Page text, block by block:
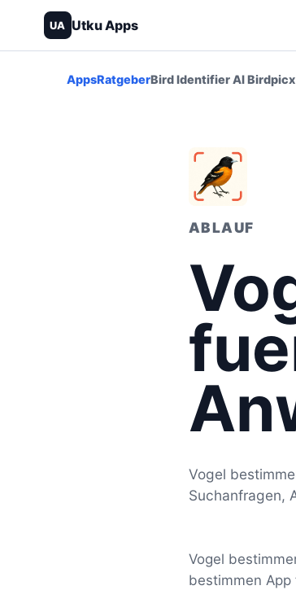
UA Utku Apps
AppsRatgeberBird Identifier AI Birdpicx
ABLAUF
Vogel
Suchanfragen,
Vogel
bestimmen